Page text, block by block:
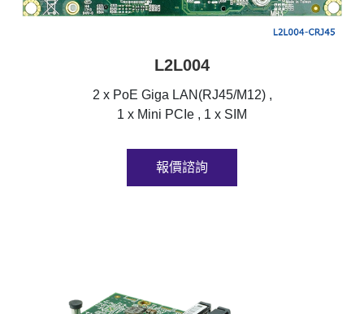
L2L004
2 x PoE Giga LAN(RJ45/M12) ,
1 x Mini PCIe , 1 x SIM
報價諮詢